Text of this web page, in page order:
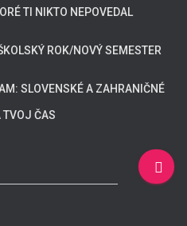
TI NIKTO NEPOVEDAL
ROK/NOVÝ SEMESTER
SLOVENSKÉ A ZAHRANIČNÉ
TVOJ ČAS